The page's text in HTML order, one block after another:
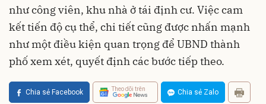
như công viên, khu nhà ở tái định cư. Việc cam
kết tiến độ cụ thể, chi tiết cũng được nhấn mạnh
như một điều kiện quan trọng để UBND thành
phố xem xét, quyết định các bước tiếp theo.
Chia sẻ Facebook Theo dõi trên Chia sẻ Zalo